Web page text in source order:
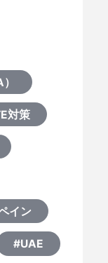
対策
イン
#UAE